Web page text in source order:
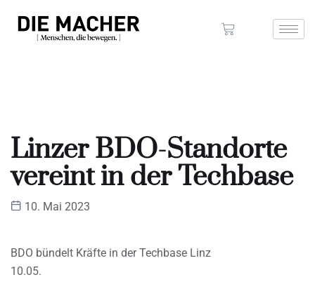
Linzer BDO-Standorte
vereint in der Techbase
10. Mai 2023
BDO bündelt Kräfte in der Techbase Linz
10.05.